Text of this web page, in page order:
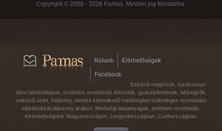
Copyright © 2008 - 2026 Pamas. Minden jog fenntartva.
Rólunk
Elérhetőségek
Facebook
Esküvői meghívók, karácsonyi-
újévi üdvözlőlapok, születési, promóciós értesítők, gyászjelentések, bélyegzők,
esküvői üzlet, fotóköny, mindez kiemelkedő minőségben különleges nyomtatási
eljárásokkal alacsony árakon. Minőségi alapanyagok, prémium nyomtatás.
Kirendeltségeink Magyarországon, Lengyelországban, Csehországban.